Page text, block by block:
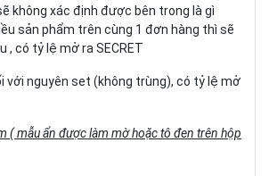
không xác định được bên trong là gì
sản phẩm trên cùng 1 đơn hàng thì sẽ
, có tỷ lệ mở ra SECRET
với nguyên set (không trùng), có tỷ lệ mở
( mẫu ẩn được làm mờ hoặc tô đen trên hộp